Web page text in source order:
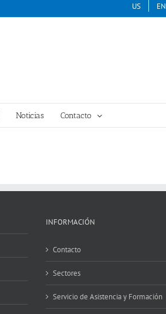
US EN
Noticias Contacto
INFORMACIÓN
Contacto
Sectores
Servicio de Asistencia y Formación